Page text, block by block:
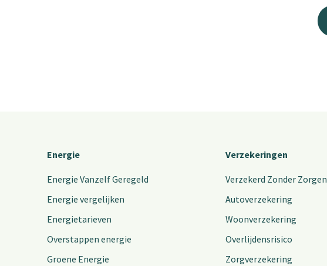
Energie
Energie Vanzelf Geregeld
Energie vergelijken
Energietarieven
Overstappen energie
Groene Energie
Verzekeringen
Verzekerd Zonder Zorgen
Autoverzekering
Woonverzekering
Overlijdensrisico
Zorgverzekering